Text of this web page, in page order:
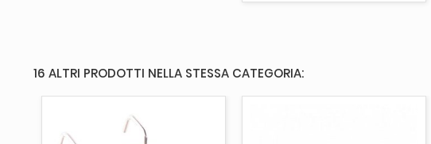
16 ALTRI PRODOTTI NELLA STESSA CATEGORIA: